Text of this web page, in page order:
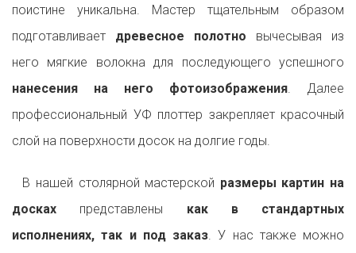
поистине уникальна. Мастер тщательным образом
подготавливает древесное полотно вычесывая из
него мягкие волокна для последующего успешного
нанесения на него фотоизображения. Далее
профессиональный УФ плоттер закрепляет красочный
слой на поверхности досок на долгие годы.
В нашей столярной мастерской размеры картин на
досках представлены как в стандартных
исполнениях, так и под заказ. У нас также можно